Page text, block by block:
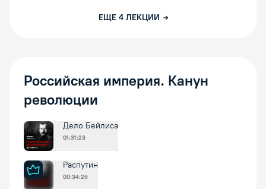
ЕЩЕ 4 ЛЕКЦИИ
Российская империя. Канун
революции
Дело Бейлиса
01:31:23
Распутин
00:34:26